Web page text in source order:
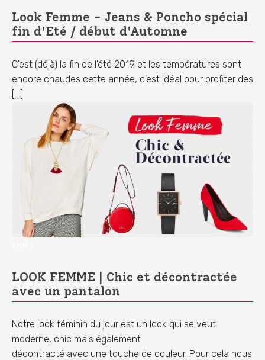
Look Femme - Jeans & Poncho spécial
fin d'Eté / début d'Automne
C'est (déjà) la fin de l'été 2019 et les températures sont
encore chaudes cette année, c'est idéal pour profiter des
[…]
LOOK FEMME | Chic et décontractée
avec un pantalon
Notre look féminin du jour est un look qui se veut
moderne, chic mais également
décontracté avec une touche de couleur. Pour cela nous